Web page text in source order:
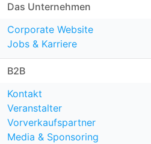
Das Unternehmen
Corporate Website
Jobs & Karriere
B2B
Kontakt
Veranstalter
Vorverkaufspartner
Media & Sponsoring